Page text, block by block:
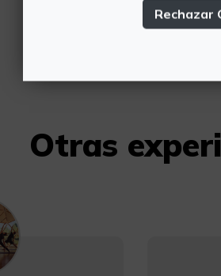
Otras
Rechazar